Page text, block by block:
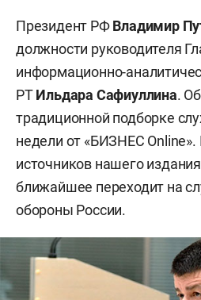
Президент РФВладимир
должности руководителя
информационно-
РТИльдара Сафиуллина.
традиционной подборке
недели от «БИЗНЕС
источников нашего
ближайшее переходит на
обороны России.